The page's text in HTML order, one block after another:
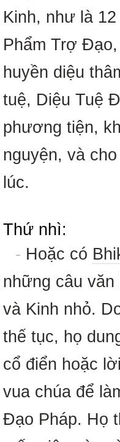
Kinh, như là
Phẩm Trợ
huyền diệu
tuệ, Diệu Tuệ
phương tiện,
nguyện, và
lúc.
Thứ nhì:
- Hoặc có
những câu văn
và Kinh nhỏ.
thế tục, họ
cổ điển hoặc
vua chúa để
Đạo Pháp. Họ